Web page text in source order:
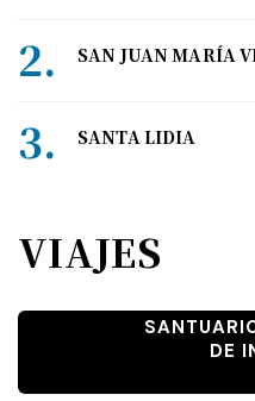
SAN JUAN MARÍA
SANTA LIDIA
VIAJES
DE